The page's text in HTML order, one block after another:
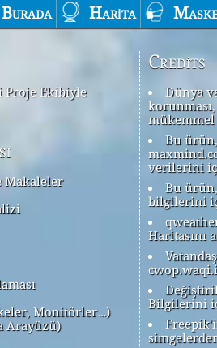
Burada Harita
Proje Ekibiyle
Makaleler
Monitörler…)
Arayüzü)
Credits
Dünya
mükemmel
Bu
verilerini
Bu
bilgilerini
Haritasını
Bilgilerini